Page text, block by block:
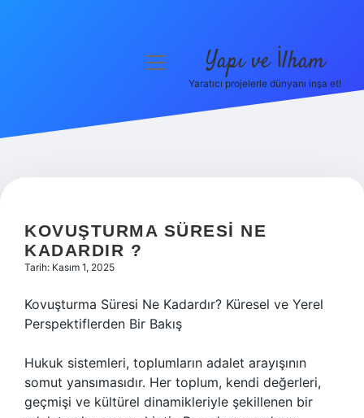
Hakkımızda
menüyü
Yapı ve İlham
Yaratıcı projelerle dünyanı inşa et!
KOVUŞTURMA SÜRESI NE
KADARDIR ?
Tarih: Kasım 1, 2025
Kovuşturma Süresi Ne Kadardır? Küresel ve Yerel
Perspektiflerden Bir Bakış
Hukuk sistemleri, toplumların adalet arayışının
somut yansımasıdır. Her toplum, kendi değerleri,
geçmişi ve kültürel dinamikleriyle şekillenen bir